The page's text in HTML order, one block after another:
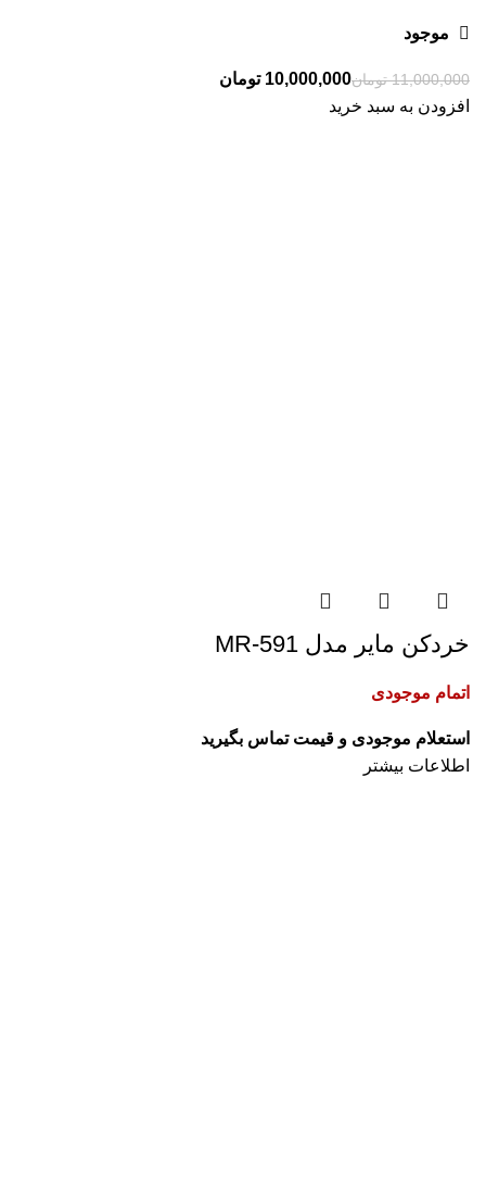
موجود
11,000,000 تومان10,000,000 تومان
افزودن به سبد خرید
خردکن مایر مدل MR-591
اتمام موجودی
اطلاعات بیشتر